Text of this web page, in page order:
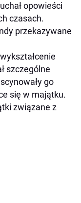
opowieści
czasach.
przekazywane
szczególne
go
się w majątku.
związane z